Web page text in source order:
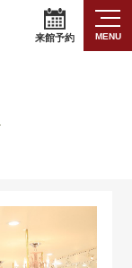
来館予約 MENU